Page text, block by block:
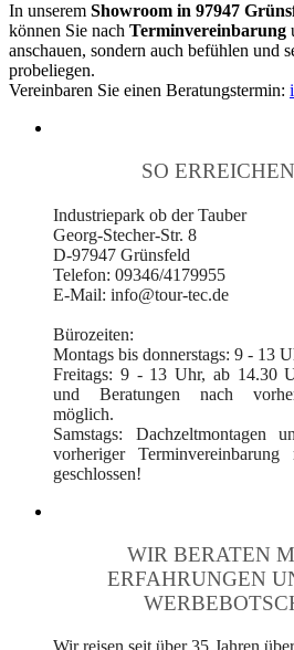
In unserem Showroom in 97947
können Sie nach Terminvereinbarung
anschauen, sondern auch befühlen und
probeliegen.
Vereinbaren Sie einen Beratungstermin:
SO
Industriepark ob der Tauber
Georg-Stecher-Str. 8
D-97947 Grünsfeld
Telefon: 09346/4179955
E-Mail: info@tour-tec.de
Bürozeiten:
Montags bis donnerstags: 9 - 13
Freitags: 9 - 13 Uhr, ab 14.30
und Beratungen nach
möglich.
Samstags: Dachzeltmontagen
vorheriger
geschlossen!
WIR BERATEN
ERFAHRUNGEN
Wir reisen seit über 35 Jahren